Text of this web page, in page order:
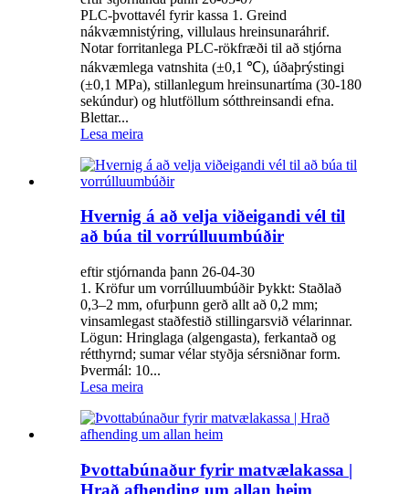
PLC-þvottavél fyrir kassa 1. Greind
nákvæmnistýring, villulaus hreinsunaráhrif.
Notar forritanlega PLC-rökfræði til að stjórna
nákvæmlega vatnshita (±0,1 ℃), úðaþrýstingi
(±0,1 MPa), stillanlegum hreinsunartíma (30-180
sekúndur) og hlutföllum sótthreinsandi efna.
Blettar...
Lesa meira
Hvernig á að velja viðeigandi vél til
að búa til vorrúlluumbúðir
eftir stjórnanda þann 26-04-30
1. Kröfur um vorrúlluumbúðir Þykkt: Staðlað
0,3–2 mm, ofurþunn gerð allt að 0,2 mm;
vinsamlegast staðfestið stillingarsvið vélarinnar.
Lögun: Hringlaga (algengasta), ferkantað og
rétthyrnd; sumar vélar styðja sérsniðnar form.
Þvermál: 10...
Lesa meira
Þvottabúnaður fyrir matvælakassa |
Hrað afhending um allan heim